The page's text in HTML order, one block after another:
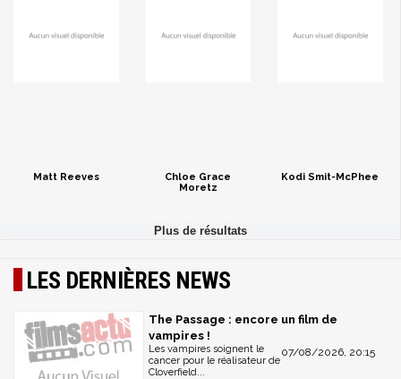
Matt Reeves
Chloe Grace
Moretz
Kodi Smit-McPhee
LES DERNIÈRES NEWS
The Passage : encore un film de
vampires !
07/08/2026, 20:15
Les vampires soignent le
cancer pour le réalisateur de
Cloverfield...